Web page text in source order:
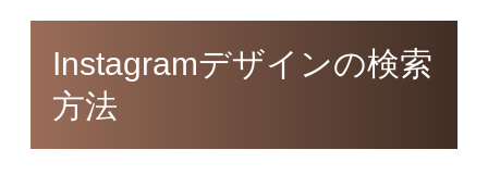
Instagramデザインの検索
方法